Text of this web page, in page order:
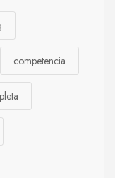
competencia